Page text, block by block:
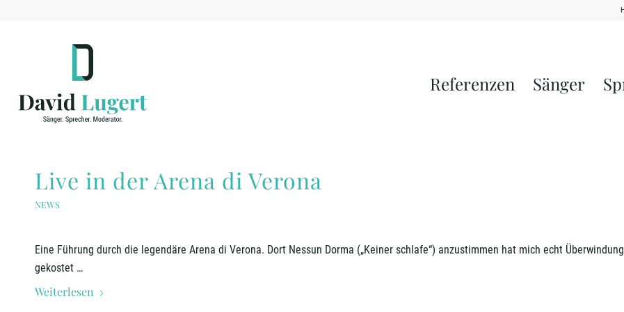
Referenzen Sänger
Live in der Arena di Verona
NEWS
Eine Führung durch die legendäre Arena di Verona. Dort Nessun Dorma („Keiner schlafe“) anzustimmen hat mich echt Überwindung
gekostet …
Weiterlesen